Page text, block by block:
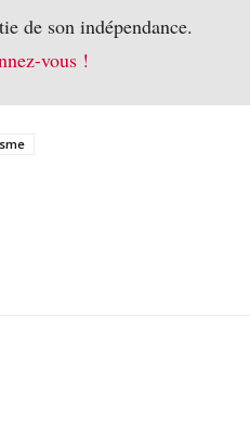
de son indépendance.
vous !